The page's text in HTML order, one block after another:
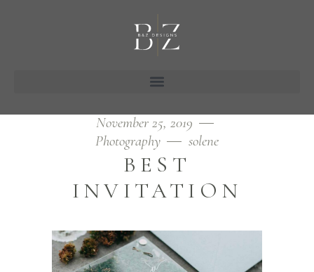
November 25, 2019
Photography
solene
BEST
INVITATION